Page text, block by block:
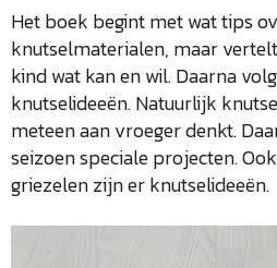
Het boek begint met wat tips
knutselmaterialen, maar
kind wat kan en wil. Daarna
knutselideeën. Natuurlijk
meteen aan vroeger denkt.
seizoen speciale projecten.
griezelen zijn er knutselideeën.